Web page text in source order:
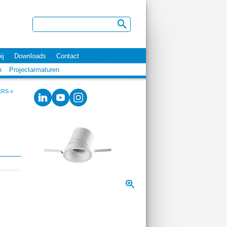
Downloads
Contact
Projectarmaturen
»